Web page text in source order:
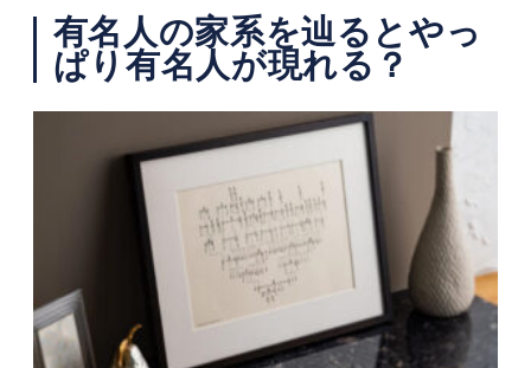
有名人の家系を辿るとやっ
ぱり有名人が現れる？